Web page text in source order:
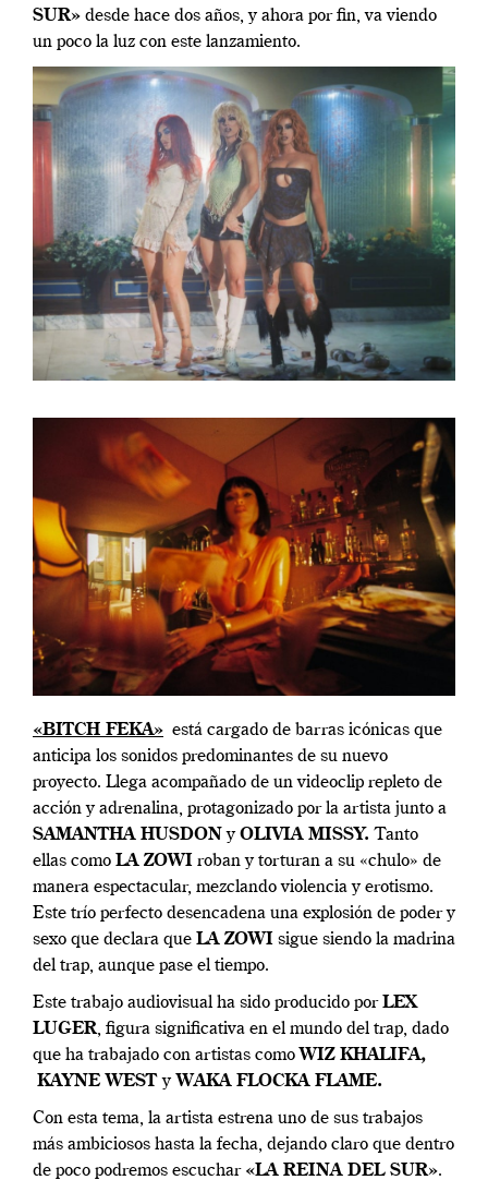
SUR» desde hace dos años, y ahora por fin, va viendo
un poco la luz con este lanzamiento.
«BITCH FEKA» está cargado de barras icónicas que
anticipa los sonidos predominantes de su nuevo
proyecto. Llega acompañado de un videoclip repleto de
acción y adrenalina, protagonizado por la artista junto a
SAMANTHA HUSDON yOLIVIA MISSY.Tanto
ellas como LA ZOWI roban y torturan a su «chulo» de
manera espectacular, mezclando violencia y erotismo.
Este trío perfecto desencadena una explosión de poder y
sexo que declara que LA ZOWI sigue siendo la madrina
del trap, aunque pase el tiempo.
Este trabajo audiovisual ha sido producido porLEX
LUGER, figura significativa en el mundo del trap, dado
que ha trabajado con artistas como WIZ KHALIFA,
KAYNE WESTyWAKA FLOCKA FLAME.
Con esta tema, la artista estrena uno de sus trabajos
más ambiciosos hasta la fecha, dejando claro que dentro
de poco podremos escuchar «LA REINA DEL SUR».